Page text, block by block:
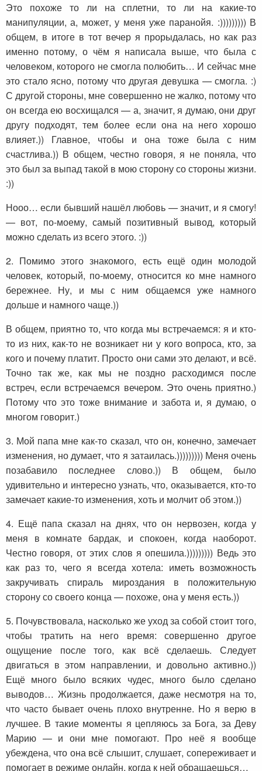
Это похоже то ли на сплетни, то ли на какие-то
манипуляции, а, может, у меня уже паранойя. :))))))))) В
общем, в итоге в тот вечер я прорыдалась, но как раз
именно потому, о чём я написала выше, что была с
человеком, которого не смогла полюбить… И сейчас мне
это стало ясно, потому что другая девушка — смогла. :)
С другой стороны, мне совершенно не жалко, потому что
он всегда ею восхищался — а, значит, я думаю, они друг
другу подходят, тем более если она на него хорошо
влияет.)) Главное, чтобы и она тоже была с ним
счастлива.)) В общем, честно говоря, я не поняла, что
это был за выпад такой в мою сторону со стороны жизни.
:))
Нооо… если бывший нашёл любовь — значит, и я смогу!
— вот, по-моему, самый позитивный вывод, который
можно сделать из всего этого. :))
2. Помимо этого знакомого, есть ещё один молодой
человек, который, по-моему, относится ко мне намного
бережнее. Ну, и мы с ним общаемся уже намного
дольше и намного чаще.))
В общем, приятно то, что когда мы встречаемся: я и кто-
то из них, как-то не возникает ни у кого вопроса, кто, за
кого и почему платит. Просто они сами это делают, и всё.
Точно так же, как мы не поздно расходимся после
встреч, если встречаемся вечером. Это очень приятно.)
Потому что это тоже внимание и забота и, я думаю, о
многом говорит.)
3. Мой папа мне как-то сказал, что он, конечно, замечает
изменения, но думает, что я затаилась.))))))))) Меня очень
позабавило последнее слово.)) В общем, было
удивительно и интересно узнать, что, оказывается, кто-то
замечает какие-то изменения, хоть и молчит об этом.))
4. Ещё папа сказал на днях, что он нервозен, когда у
меня в комнате бардак, и спокоен, когда наоборот.
Честно говоря, от этих слов я опешила.))))))))) Ведь это
как раз то, чего я всегда хотела: иметь возможность
закручивать спираль мироздания в положительную
сторону со своего конца — похоже, она у меня есть.))
5. Почувствовала, насколько же уход за собой стоит того,
чтобы тратить на него время: совершенно другое
ощущение после того, как всё сделаешь. Следует
двигаться в этом направлении, и довольно активно.))
Ещё много было всяких чудес, много было сделано
выводов… Жизнь продолжается, даже несмотря на то,
что часто бывает очень плохо внутренне. Но я верю в
лучшее. В такие моменты я цепляюсь за Бога, за Деву
Марию — и они мне помогают. Про неё я вообще
убеждена, что она всё слышит, слушает, сопереживает и
помогает в режиме онлайн, когда к ней обращаешься…